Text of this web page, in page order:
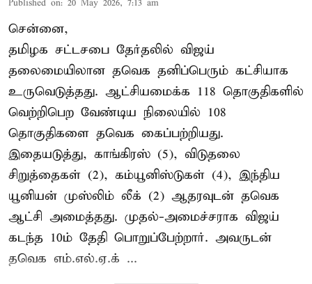
Published on: 20 May 2026, 7:13 am
சென்னை,
தமிழக சட்டசபை தேர்தலில் விஜய்
தலைமையிலான தவெக தனிப்பெரும் கட்சியாக
உருவெடுத்தது. ஆட்சியமைக்க 118 தொகுதிகளில்
வெற்றிபெற வேண்டிய நிலையில் 108
தொகுதிகளை தவெக கைப்பற்றியது.
இதையடுத்து, காங்கிரஸ் (5), விடுதலை
சிறுத்தைகள் (2), கம்யூனிஸ்டுகள் (4), இந்திய
யூனியன் முஸ்லிம் லீக் (2) ஆதரவுடன் தவெக
ஆட்சி அமைத்தது. முதல்-அமைச்சராக விஜய்
கடந்த 10ம் தேதி பொறுப்பேற்றார். அவருடன்
தவெக எம்.எல்.ஏ.க் ...